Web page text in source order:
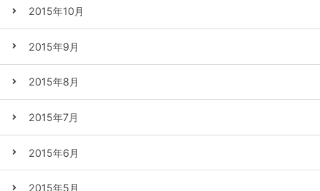
2015年10月
2015年9月
2015年8月
2015年7月
2015年6月
2015年5月